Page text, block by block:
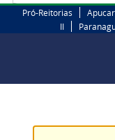
Pró-Reitorias
II